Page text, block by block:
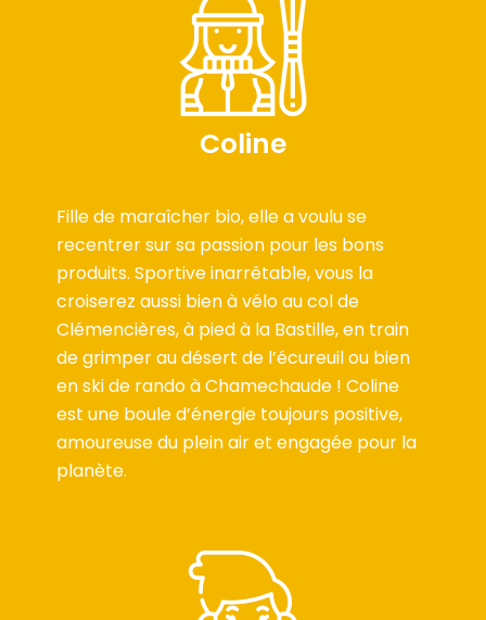
Coline
Fille de maraîcher bio, elle a voulu se
recentrer sur sa passion pour les bons
produits. Sportive inarrêtable, vous la
croiserez aussi bien à vélo au col de
Clémencières, à pied à la Bastille, en train
de grimper au désert de l’écureuil ou bien
en ski de rando à Chamechaude ! Coline
est une boule d’énergie toujours positive,
amoureuse du plein air et engagée pour la
planète.